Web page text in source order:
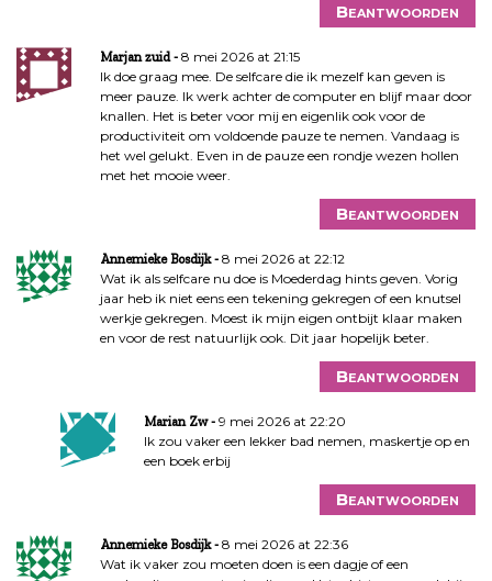
Beantwoorden
Marjan zuid
8 mei 2026 at 21:15
Ik doe graag mee. De selfcare die ik mezelf kan geven is
meer pauze. Ik werk achter de computer en blijf maar door
knallen. Het is beter voor mij en eigenlik ook voor de
productiviteit om voldoende pauze te nemen. Vandaag is
het wel gelukt. Even in de pauze een rondje wezen hollen
met het mooie weer.
Beantwoorden
Annemieke Bosdijk
8 mei 2026 at 22:12
Wat ik als selfcare nu doe is Moederdag hints geven. Vorig
jaar heb ik niet eens een tekening gekregen of een knutsel
werkje gekregen. Moest ik mijn eigen ontbijt klaar maken
en voor de rest natuurlijk ook. Dit jaar hopelijk beter.
Beantwoorden
Marian Zw
9 mei 2026 at 22:20
Ik zou vaker een lekker bad nemen, maskertje op en
een boek erbij
Beantwoorden
Annemieke Bosdijk
8 mei 2026 at 22:36
Wat ik vaker zou moeten doen is een dagje of een